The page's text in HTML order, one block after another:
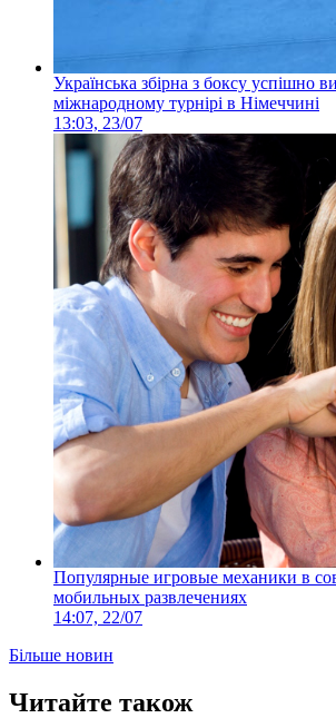
Українська збірна з боксу успішно
міжнародному турнірі в Німеччині
13:03, 23/07
Популярные игровые механики в
мобильных развлечениях
14:07, 22/07
Більше новин
Читайте також